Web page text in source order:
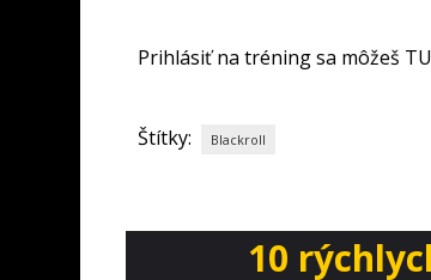
Prihlásiť na tréning sa môžeš
Štítky: Blackroll
10